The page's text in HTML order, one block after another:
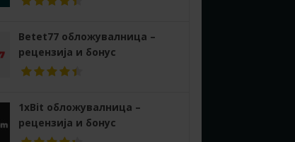
Betet77 обложувалница –
рецензија и бонус
1xBit обложувалница –
рецензија и бонус